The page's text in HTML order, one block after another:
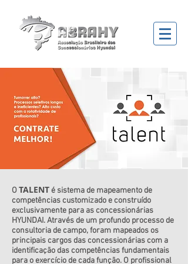
OTALENT é sistema de mapeamento de
competências customizado e construído
exclusivamente para as concessionárias
HYUNDAI. Através de um profundo processo de
consultoria de campo, foram mapeados os
principais cargos das concessionárias com a
identificação das competências fundamentais
para o exercício de cada função. O profissional